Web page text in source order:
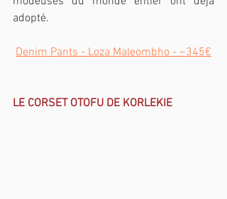
adopté.
Denim Pants - Loza Maleombho - ~345€
LE CORSET OTOFU DE KORLEKIE